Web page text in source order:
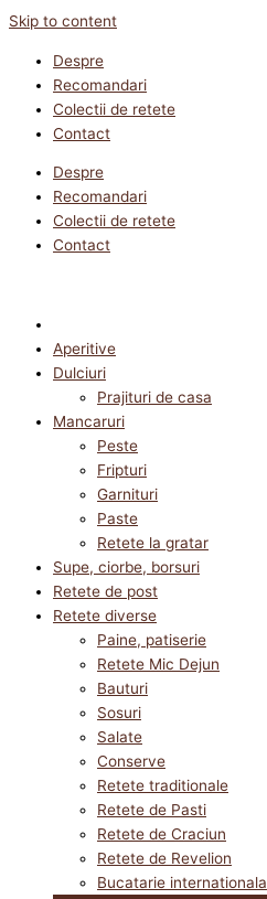
Skip to content
Despre
Recomandari
Colectii de retete
Contact
Despre
Recomandari
Colectii de retete
Contact
Aperitive
Dulciuri
Prajituri de casa
Mancaruri
Peste
Fripturi
Garnituri
Paste
Retete la gratar
Supe, ciorbe, borsuri
Retete de post
Retete diverse
Paine, patiserie
Retete Mic Dejun
Bauturi
Sosuri
Salate
Conserve
Retete traditionale
Retete de Pasti
Retete de Craciun
Retete de Revelion
Bucatarie internationala